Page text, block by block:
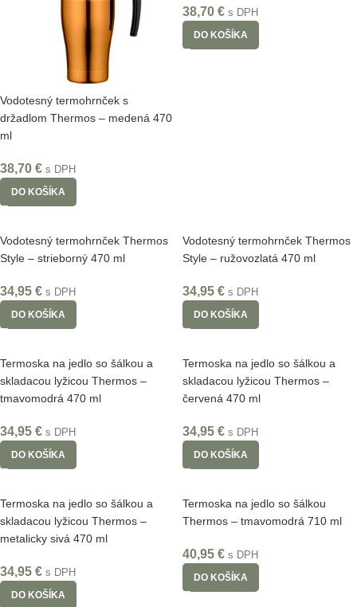
Vodotesný termohrnček s
držadlom Thermos – medená 470
ml
38,70 € s DPH
DO KOŠÍKA
38,70 € s DPH
DO KOŠÍKA
Vodotesný termohrnček Thermos
Style – strieborný 470 ml
34,95 € s DPH
DO KOŠÍKA
Vodotesný termohrnček Thermos
Style – ružovozlatá 470 ml
34,95 € s DPH
DO KOŠÍKA
Termoska na jedlo so šálkou a
skladacou lyžicou Thermos –
tmavomodrá 470 ml
34,95 € s DPH
DO KOŠÍKA
Termoska na jedlo so šálkou a
skladacou lyžicou Thermos –
červená 470 ml
34,95 € s DPH
DO KOŠÍKA
Termoska na jedlo so šálkou a
skladacou lyžicou Thermos –
metalicky sivá 470 ml
34,95 € s DPH
DO KOŠÍKA
Termoska na jedlo so šálkou
Thermos – tmavomodrá 710 ml
40,95 € s DPH
DO KOŠÍKA